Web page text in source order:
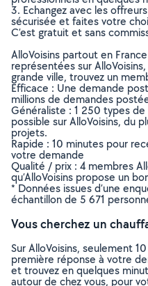
3. Echangez avec les
sécurisée et faites votre
C’est gratuit et sans
AlloVoisins partout en
représentées sur
grande ville, trouvez un
Efficace : Une demande
millions de demandes
Généraliste : 1 250 types
possible sur AlloVoisins, du
projets.
Rapide : 10 minutes pour
votre demande
Qualité / prix : 4 membres
qu’AlloVoisins propose un
* Données issues d’une
échantillon de 5 671
Vous cherchez un
Sur AlloVoisins, seulement
première réponse à votre
et trouvez en quelques
autour de chez vous, pour